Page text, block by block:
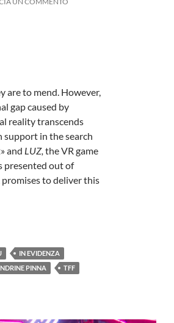
are to mend. However,
gap caused by
reality transcends
support in the search
and LUZ, the VR game
presented out of
to deliver this
IN EVIDENZA
PINNA
TFF